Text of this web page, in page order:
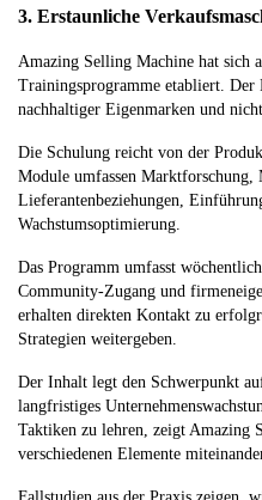
3. Erstaunliche
Amazing Selling Machine hat sich
Trainingsprogramme etabliert.
nachhaltiger Eigenmarken und
Die Schulung reicht von der
Module umfassen Marktforschung,
Lieferantenbeziehungen,
Wachstumsoptimierung.
Das Programm umfasst
Community-Zugang und
erhalten direkten Kontakt zu
Strategien weitergeben.
Der Inhalt legt den Schwerpunkt
langfristiges
Taktiken zu lehren, zeigt Amazing
verschiedenen Elemente